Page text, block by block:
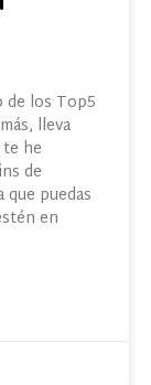
de los Top5
lleva
he
de
puedas
en